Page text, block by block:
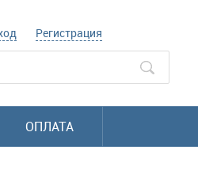
Регистрация
ОПЛАТА